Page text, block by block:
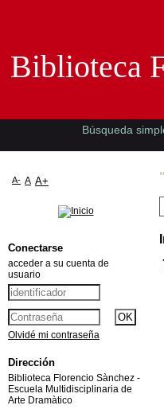
Biblioteca
Búsqueda
A- A A+
Conectarse
acceder a su cuenta de
usuario
Olvidé mi contraseña
Dirección
Biblioteca Florencio Sànchez -
Escuela Multidisciplinaria de
Arte Dramàtico